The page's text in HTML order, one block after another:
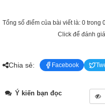
Tổng số điểm của bài viết là: 0 trong
Click để đánh
Chia sẻ: Facebook
Ý kiến bạn đọc